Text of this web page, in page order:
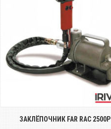
Пневмо-гидравлический
заклёпочник для вытяжных
заклёпок диаметром о...
ЗАКЛЁПОЧНИК FAR RAC 2500P